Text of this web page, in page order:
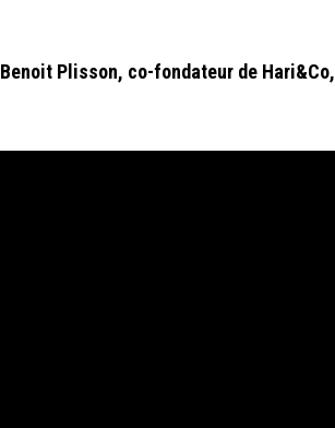
Benoit Plisson, co-fondateur de